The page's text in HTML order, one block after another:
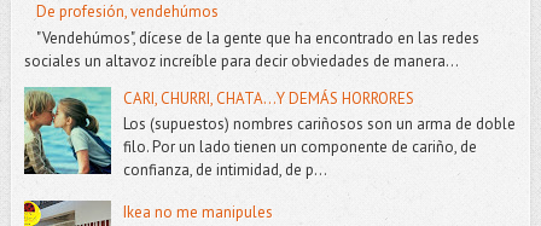
De profesión, vendehúmos
"Vendehúmos", dícese de la gente que ha encontrado en las redes
sociales un altavoz increíble para decir obviedades de manera...
CARI, CHURRI, CHATA...Y DEMÁS HORRORES
Los (supuestos) nombres cariñosos son un arma de doble
filo. Por un lado tienen un componente de cariño, de
confianza, de intimidad, de p...
Ikea no me manipules